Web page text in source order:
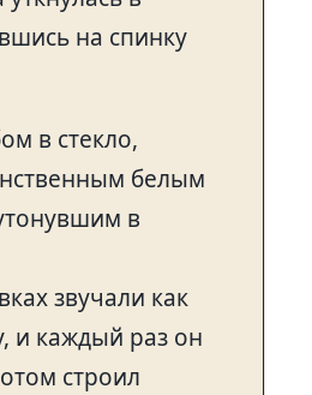
на спинку
в стекло,
белым
в
звучали как
и каждый раз он
строил